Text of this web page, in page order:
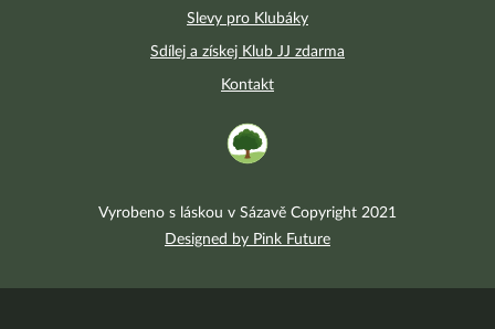
Slevy pro Klubáky
Sdílej a získej Klub JJ zdarma
Kontakt
Vyrobeno s láskou v Sázavě Copyright 2021
Designed by Pink Future